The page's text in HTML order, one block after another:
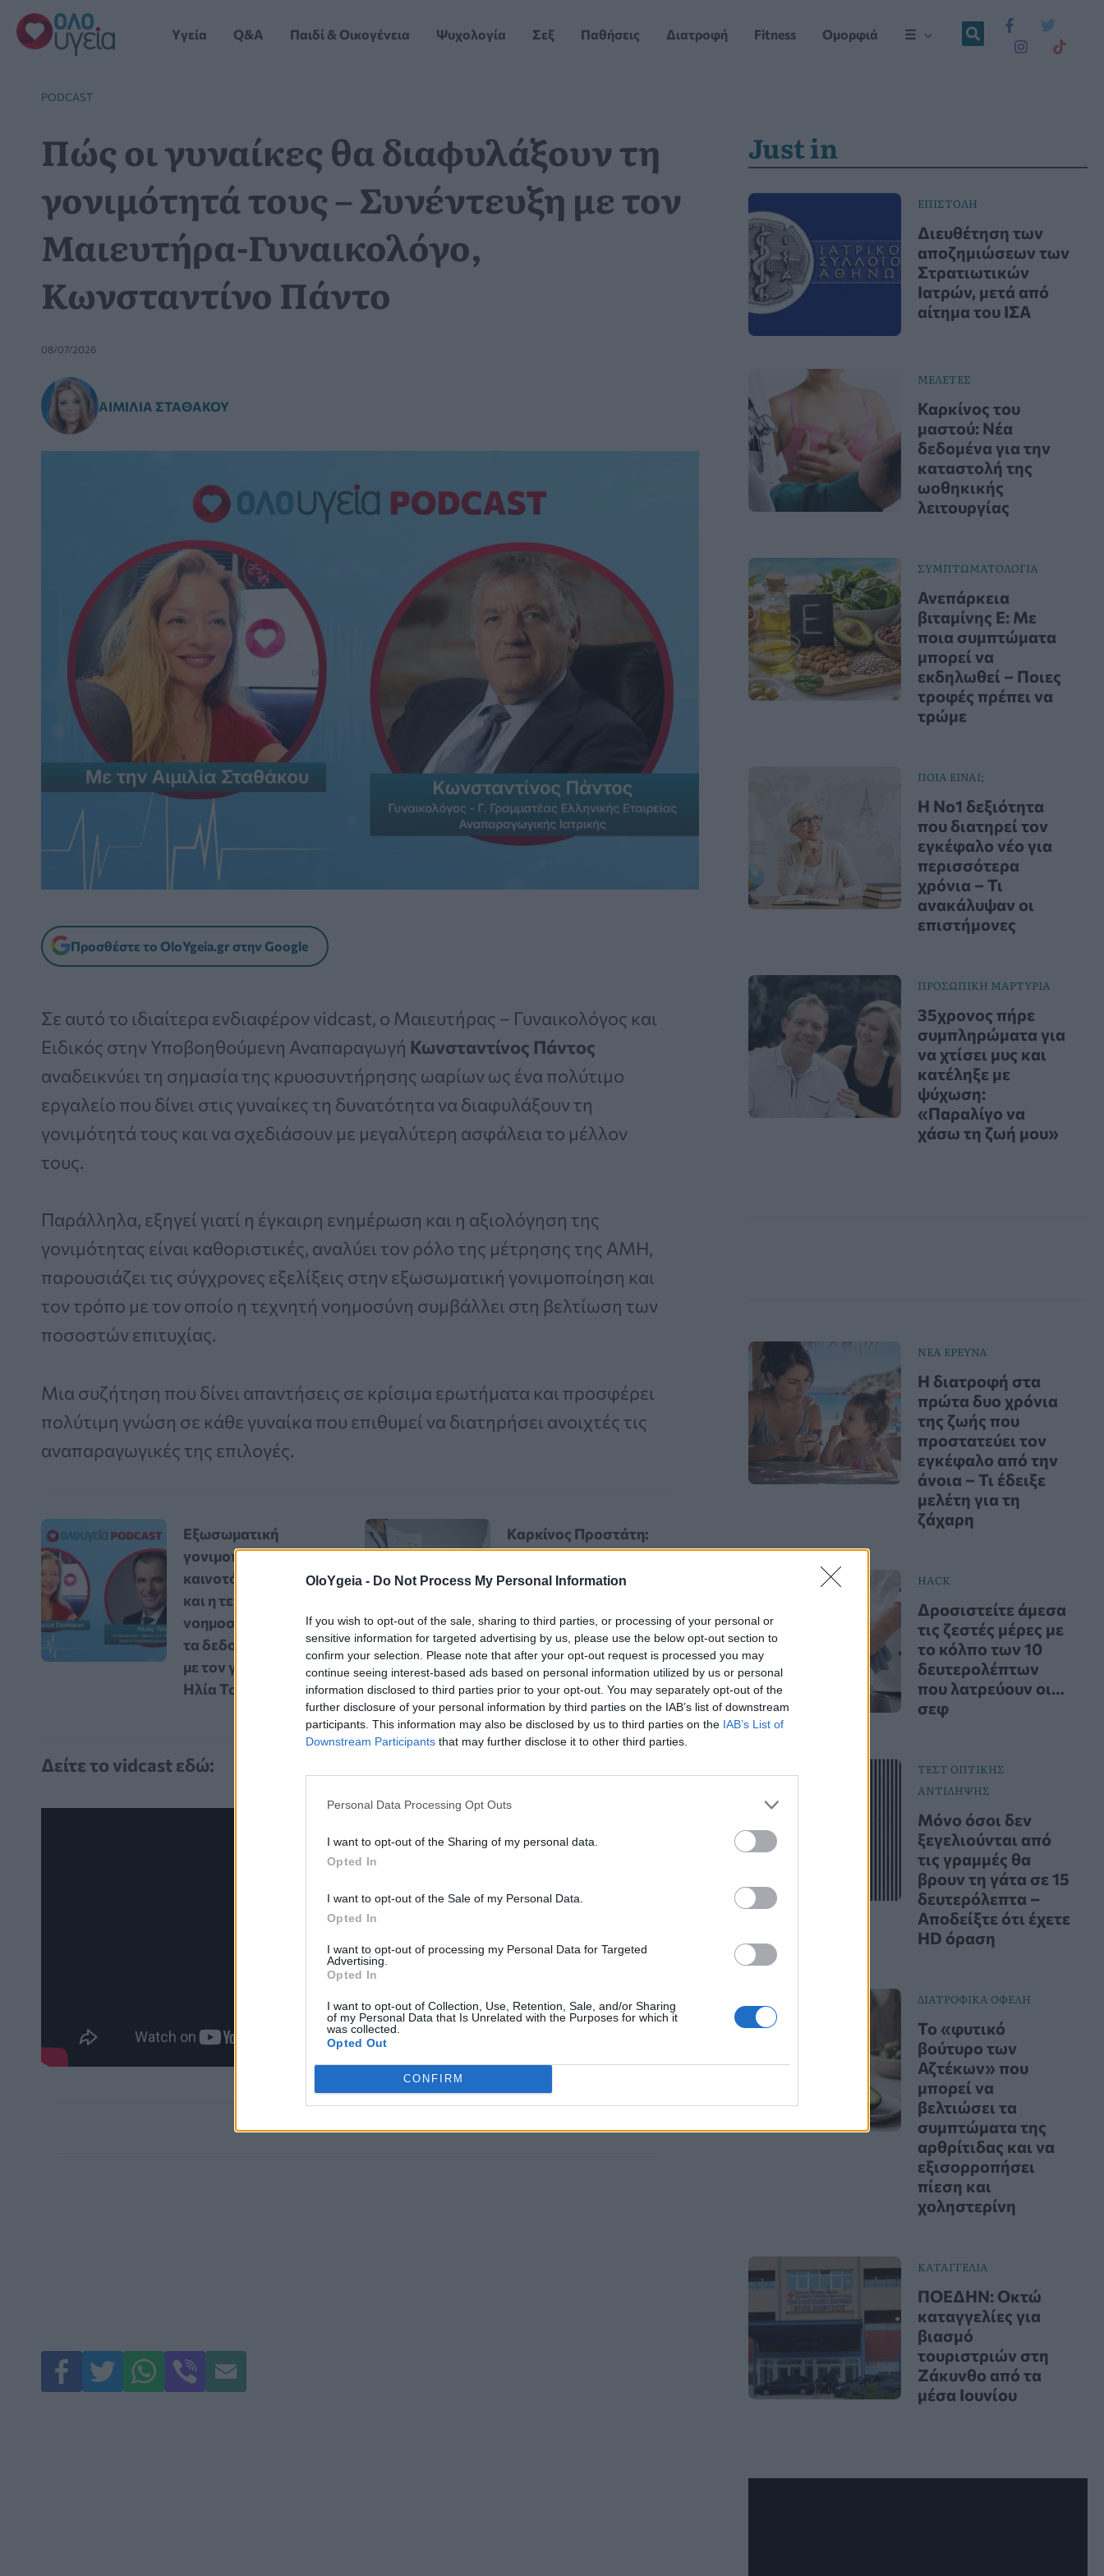
OloYgeia - Do Not Process My Personal Information
If you wish to opt-out of the sale, sharing to third parties, or processing of your personal or
sensitive information for targeted advertising by us, please use the below opt-out section to
confirm your selection. Please note that after your opt-out request is processed you may
continue seeing interest-based ads based on personal information utilized by us or personal
information disclosed to third parties prior to your opt-out. You may separately opt-out of the
further disclosure of your personal information by third parties on the IAB’s list of downstream
participants. This information may also be disclosed by us to third parties on the IAB’s List of
Downstream Participants that may further disclose it to other third parties.
Personal Data Processing Opt Outs
I want to opt-out of the Sharing of my personal data.
Opted In
I want to opt-out of the Sale of my Personal Data.
Opted In
I want to opt-out of processing my Personal Data for Targeted
Advertising.
Opted In
I want to opt-out of Collection, Use, Retention, Sale, and/or Sharing
of my Personal Data that Is Unrelated with the Purposes for which it
was collected.
Opted Out
CONFIRM
Μετάβαση
στο
περιεχόμενο
Yγεία Q&A Παιδί & Οικογένεια Ψυχολογία Σεξ Παθήσεις Διατροφή Fitness Ομορφιά ☰
PODCAST
Πώς οι γυναίκες θα διαφυλάξουν τη
γονιμότητά τους – Συνέντευξη με τον
Μαιευτήρα-Γυναικολόγο,
Κωνσταντίνο Πάντο
08/07/2026
ΑΙΜΙΛΊΑ ΣΤΑΘΆΚΟΥ
Προσθέστε το OloYgeia.gr στην Google
Σε αυτό το ιδιαίτερα ενδιαφέρον vidcast, ο Μαιευτήρας – Γυναικολόγος και
Ειδικός στην Υποβοηθούμενη Αναπαραγωγή Κωνσταντίνος Πάντος
αναδεικνύει τη σημασία της κρυοσυντήρησης ωαρίων ως ένα πολύτιμο
εργαλείο που δίνει στις γυναίκες τη δυνατότητα να διαφυλάξουν τη
γονιμότητά τους και να σχεδιάσουν με μεγαλύτερη ασφάλεια το μέλλον
τους.
Παράλληλα, εξηγεί γιατί η έγκαιρη ενημέρωση και η αξιολόγηση της
γονιμότητας είναι καθοριστικές, αναλύει τον ρόλο της μέτρησης της ΑΜΗ,
παρουσιάζει τις σύγχρονες εξελίξεις στην εξωσωματική γονιμοποίηση και
τον τρόπο με τον οποίο η τεχνητή νοημοσύνη συμβάλλει στη βελτίωση των
ποσοστών επιτυχίας.
Μια συζήτηση που δίνει απαντήσεις σε κρίσιμα ερωτήματα και προσφέρει
πολύτιμη γνώση σε κάθε γυναίκα που επιθυμεί να διατηρήσει ανοιχτές τις
αναπαραγωγικές της επιλογές.
Εξωσωματική
γονιμοποίηση: Οι
καινοτόμες εξελίξεις
και η τεχνητή
νοημοσύνη αλλάζουν
τα δεδομένα – Vidcast
με τον γυναικολόγο
Ηλία Τσάκο
Καρκίνος Προστάτη:
Νέα Ελάχιστα
Επεμβατική Εστιακή
Δείτε το vidcast εδώ:
Just in
ΕΠΙΣΤΟΛΗ
Διευθέτηση των
αποζημιώσεων των
Στρατιωτικών
Ιατρών, μετά από
αίτημα του ΙΣΑ
ΜΕΛΕΤΕΣ
Καρκίνος του
μαστού: Νέα
δεδομένα για την
καταστολή της
ωοθηκικής
λειτουργίας
ΣΥΜΠΤΩΜΑΤΟΛΟΓΙΑ
Ανεπάρκεια
βιταμίνης Ε: Με
ποια συμπτώματα
μπορεί να
εκδηλωθεί – Ποιες
τροφές πρέπει να
τρώμε
ΠΟΙΑ ΕΙΝΑΙ;
Η Νο1 δεξιότητα
που διατηρεί τον
εγκέφαλο νέο για
περισσότερα
χρόνια – Τι
ανακάλυψαν οι
επιστήμονες
ΠΡΟΣΩΠΙΚΗ ΜΑΡΤΥΡΙΑ
35χρονος πήρε
συμπληρώματα για
να χτίσει μυς και
κατέληξε με
ψύχωση:
«Παραλίγο να
χάσω τη ζωή μου»
ΝΕΑ ΕΡΕΥΝΑ
Η διατροφή στα
πρώτα δυο χρόνια
της ζωής που
προστατεύει τον
εγκέφαλο από την
άνοια – Τι έδειξε
μελέτη για τη
ζάχαρη
HACK
Δροσιστείτε άμεσα
τις ζεστές μέρες με
το κόλπο των 10
δευτερολέπτων
που λατρεύουν οι…
σεφ
ΤΕΣΤ ΟΠΤΙΚΗΣ
ΑΝΤΙΛΗΨΗΣ
Μόνο όσοι δεν
ξεγελιούνται από
τις γραμμές θα
βρουν τη γάτα σε 15
δευτερόλεπτα –
Αποδείξτε ότι έχετε
HD όραση
ΔΙΑΤΡΟΦΙΚΑ ΟΦΕΛΗ
Το «φυτικό
βούτυρο των
Αζτέκων» που
μπορεί να
βελτιώσει τα
συμπτώματα της
αρθρίτιδας και να
εξισορροπήσει
πίεση και
χοληστερίνη
ΚΑΤΑΓΓΕΛΙΑ
ΠΟΕΔΗΝ: Οκτώ
καταγγελίες για
βιασμό
τουριστριών στη
Ζάκυνθο από τα
μέσα Ιουνίου